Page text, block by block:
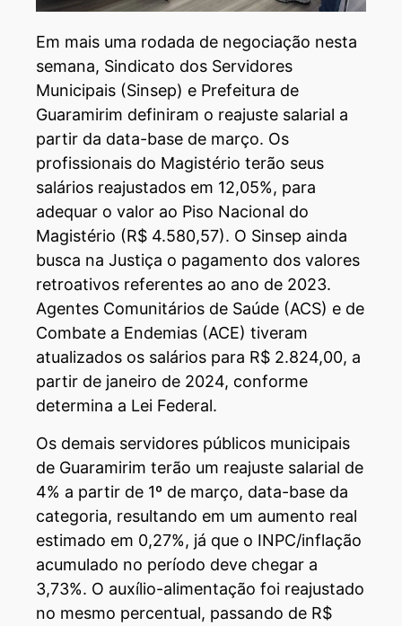
Em mais uma rodada de negociação nesta
semana, Sindicato dos Servidores
Municipais (Sinsep) e Prefeitura de
Guaramirim definiram o reajuste salarial a
partir da data-base de março. Os
profissionais do Magistério terão seus
salários reajustados em 12,05%, para
adequar o valor ao Piso Nacional do
Magistério (R$ 4.580,57). O Sinsep ainda
busca na Justiça o pagamento dos valores
retroativos referentes ao ano de 2023.
Agentes Comunitários de Saúde (ACS) e de
Combate a Endemias (ACE) tiveram
atualizados os salários para R$ 2.824,00, a
partir de janeiro de 2024, conforme
determina a Lei Federal.
Os demais servidores públicos municipais
de Guaramirim terão um reajuste salarial de
4% a partir de 1º de março, data-base da
categoria, resultando em um aumento real
estimado em 0,27%, já que o INPC/inflação
acumulado no período deve chegar a
3,73%. O auxílio-alimentação foi reajustado
no mesmo percentual, passando de R$